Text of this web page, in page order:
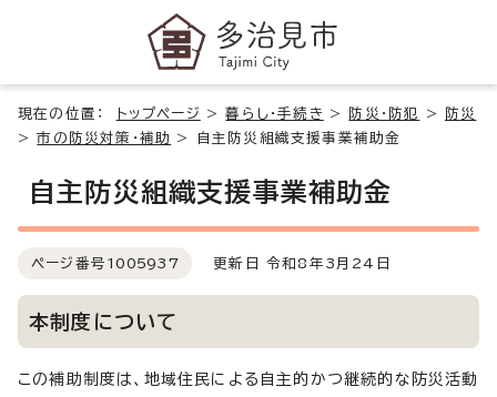
現在の位置： トップページ >暮らし・手続き > 防災・防犯 >
防災
>市の防災対策・補助 > 自主防災組織支援事業補助金
自主防災組織支援事業補助金
ページ番号 1005937 更新日 令和8年3月24日
本制度について
この補助制度は、地域住民による自主的かつ継続的な防災活動